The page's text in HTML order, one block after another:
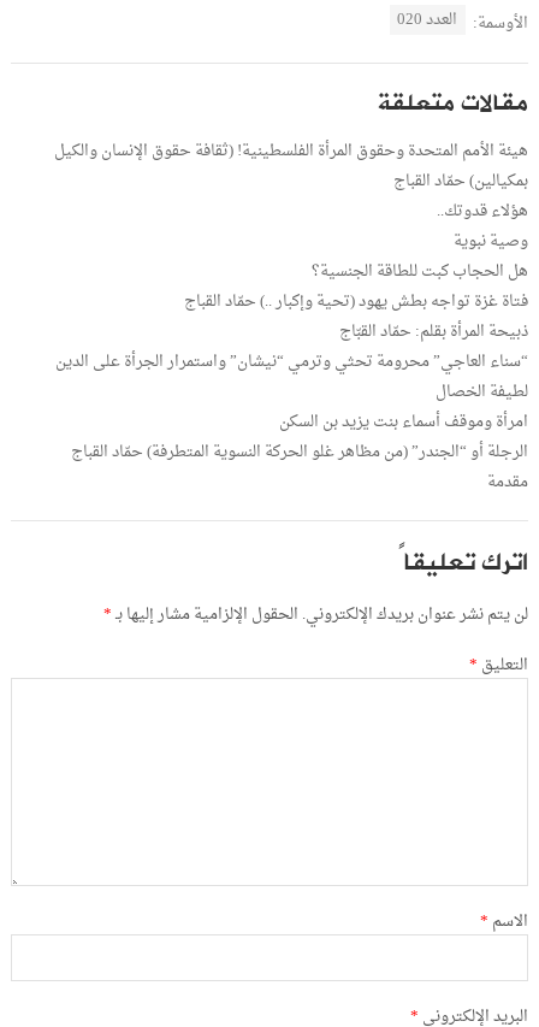
الأوسمة: العدد 020
مقالات متعلقة
هيئة الأمم المتحدة وحقوق المرأة الفلسطينية! (ثقافة حقوق الإنسان والكيل
بمكيالين) حمّاد القباج
هؤلاء قدوتك..
وصية نبوية
هل الحجاب كبت للطاقة الجنسية؟
فتاة غزة تواجه بطش يهود (تحية وإكبار ..) حمّاد القباج
ذبيحة المرأة بقلم: حمّاد القبّاج
“سناء العاجي” محرومة تحثي وترمي “نيشان” واستمرار الجرأة على الدين
لطيفة الخصال
امرأة وموقف أسماء بنت يزيد بن السكن
الرجلة أو “الجندر” (من مظاهر غلو الحركة النسوية المتطرفة) حمّاد القباج
مقدمة
اترك تعليقاً
لن يتم نشر عنوان بريدك الإلكتروني. الحقول الإلزامية مشار إليها بـ*
التعليق *
الاسم *
البريد الإلكتروني *